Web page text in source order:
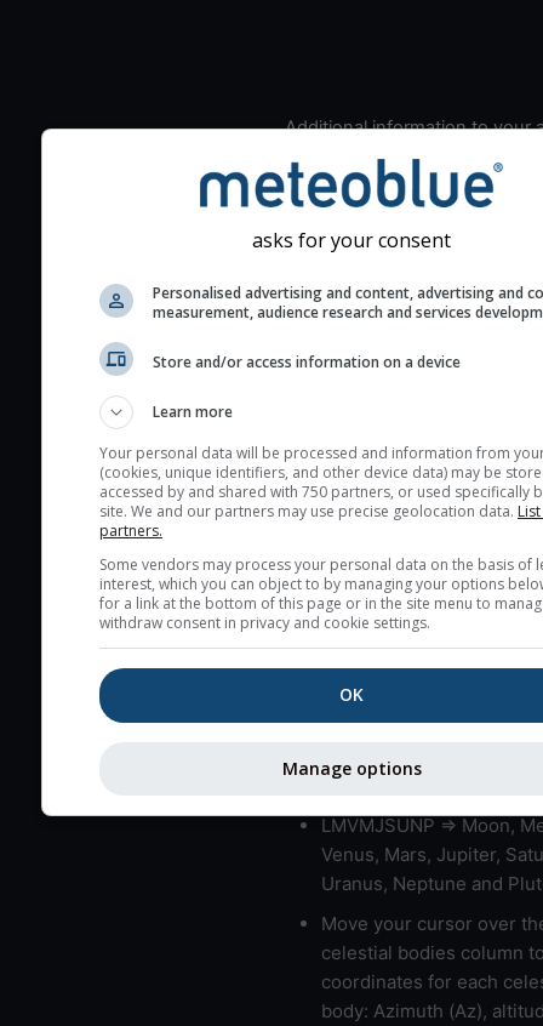
Additional information to your
Look for dark blue colors
the seeing indexes and
The estimated seeing
(excellent) seeing
layers in the atmosphere.
Cloud cover ranges from
very low clouds are not
here (see pictocast for
High jetstream speeds
Bad layers have a
gradient of more than
bad layers are indicated.
LMVMJSUNP => Moon,
Venus, Mars, Jupiter,
Uranus, Neptune and
Move your cursor over
celestial bodies column
coordinates for each
body: Azimuth (Az),
asks for your consent
Personalised advertising and content, advertising and
measurement, audience research and services
Store and/or access information on a device
Learn more
Your personal data will be processed and information from
(cookies, unique identifiers, and other device data) may be
accessed by and shared with 750 partners, or used specifically
site. We and our partners may use precise geolocation data.
partners.
Some vendors may process your personal data on the basis of
interest, which you can object to by managing your options
for a link at the bottom of this page or in the site menu to
withdraw consent in privacy and cookie settings.
OK
Manage options